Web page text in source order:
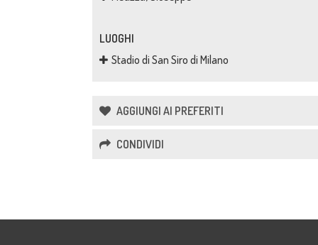
LUOGHI
Stadio di San Siro di Milano
AGGIUNGI AI PREFERITI
CONDIVIDI